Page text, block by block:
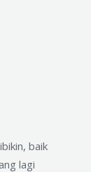
baik
lagi